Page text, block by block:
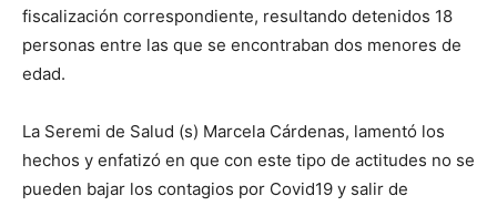
fiscalización correspondiente, resultando detenidos 18
personas entre las que se encontraban dos menores de
edad.
La Seremi de Salud (s) Marcela Cárdenas, lamentó los
hechos y enfatizó en que con este tipo de actitudes no se
pueden bajar los contagios por Covid19 y salir de